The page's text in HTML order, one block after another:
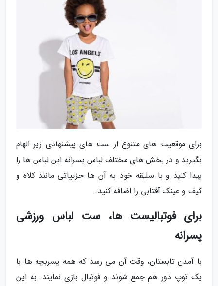
برای موقعیت های متنوع از ست های پیشنهادی زیر الهام
بگیرید و در بخش های مختلف لباس پسرانه این لباس ها را
پیدا کنید و با سلیقه خود به آن ها جزییاتی مانند کلاه و
کیف و عینک آفتابی را اضافه کنید.
برای فوتبالیست ها، ست لباس ورزشی
پسرانه
با آمدن تابستان، وقت آن می رسد که همه پسربچه ها با
یک توپ دور هم جمع شوند و فوتبال بازی نمایند. به این